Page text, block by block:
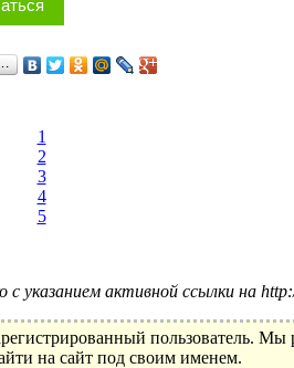
1
2
3
4
5
указанием активной ссылки на
пользователь.
на сайт под своим именем.